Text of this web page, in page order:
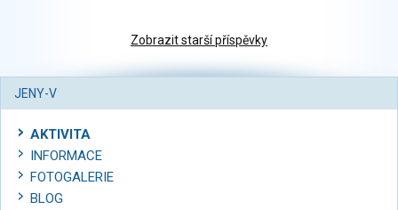
Zobrazit starší příspěvky
JENY-V
AKTIVITA
INFORMACE
FOTOGALERIE
BLOG